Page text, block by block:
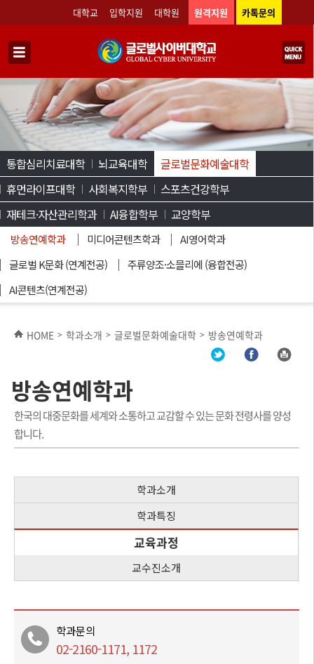
대학교 입학지원 대학원 원격지원 카톡문의
통합심리치료대학 뇌교육대학 글로벌문화예술대학
방송연예학과 미디어콘텐츠학과
AI영어학과
글로벌 K문화 (연계전공)
주류양조·소믈리에 (융합전공)
AI콘텐츠(연계전공)
휴먼라이프대학 사회복지학부
스포츠건강학부
재테크·자산관리학과
AI융합학부 교양학부
HOME > 학과소개 > 글로벌문화예술대학 > 방송연예학과
방송연예학과
한국의 대중문화를 세계와 소통하고 교감할 수 있는 문화 전령사를 양성
합니다.
학과소개
학과특징
교육과정
교수진소개
학과문의
02-2160-1171, 1172